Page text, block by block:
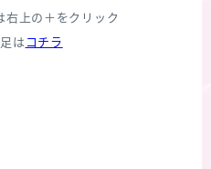
右上の＋をクリック
は コチラ